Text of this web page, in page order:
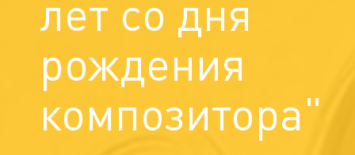
лет со дня
рождения
композитора"